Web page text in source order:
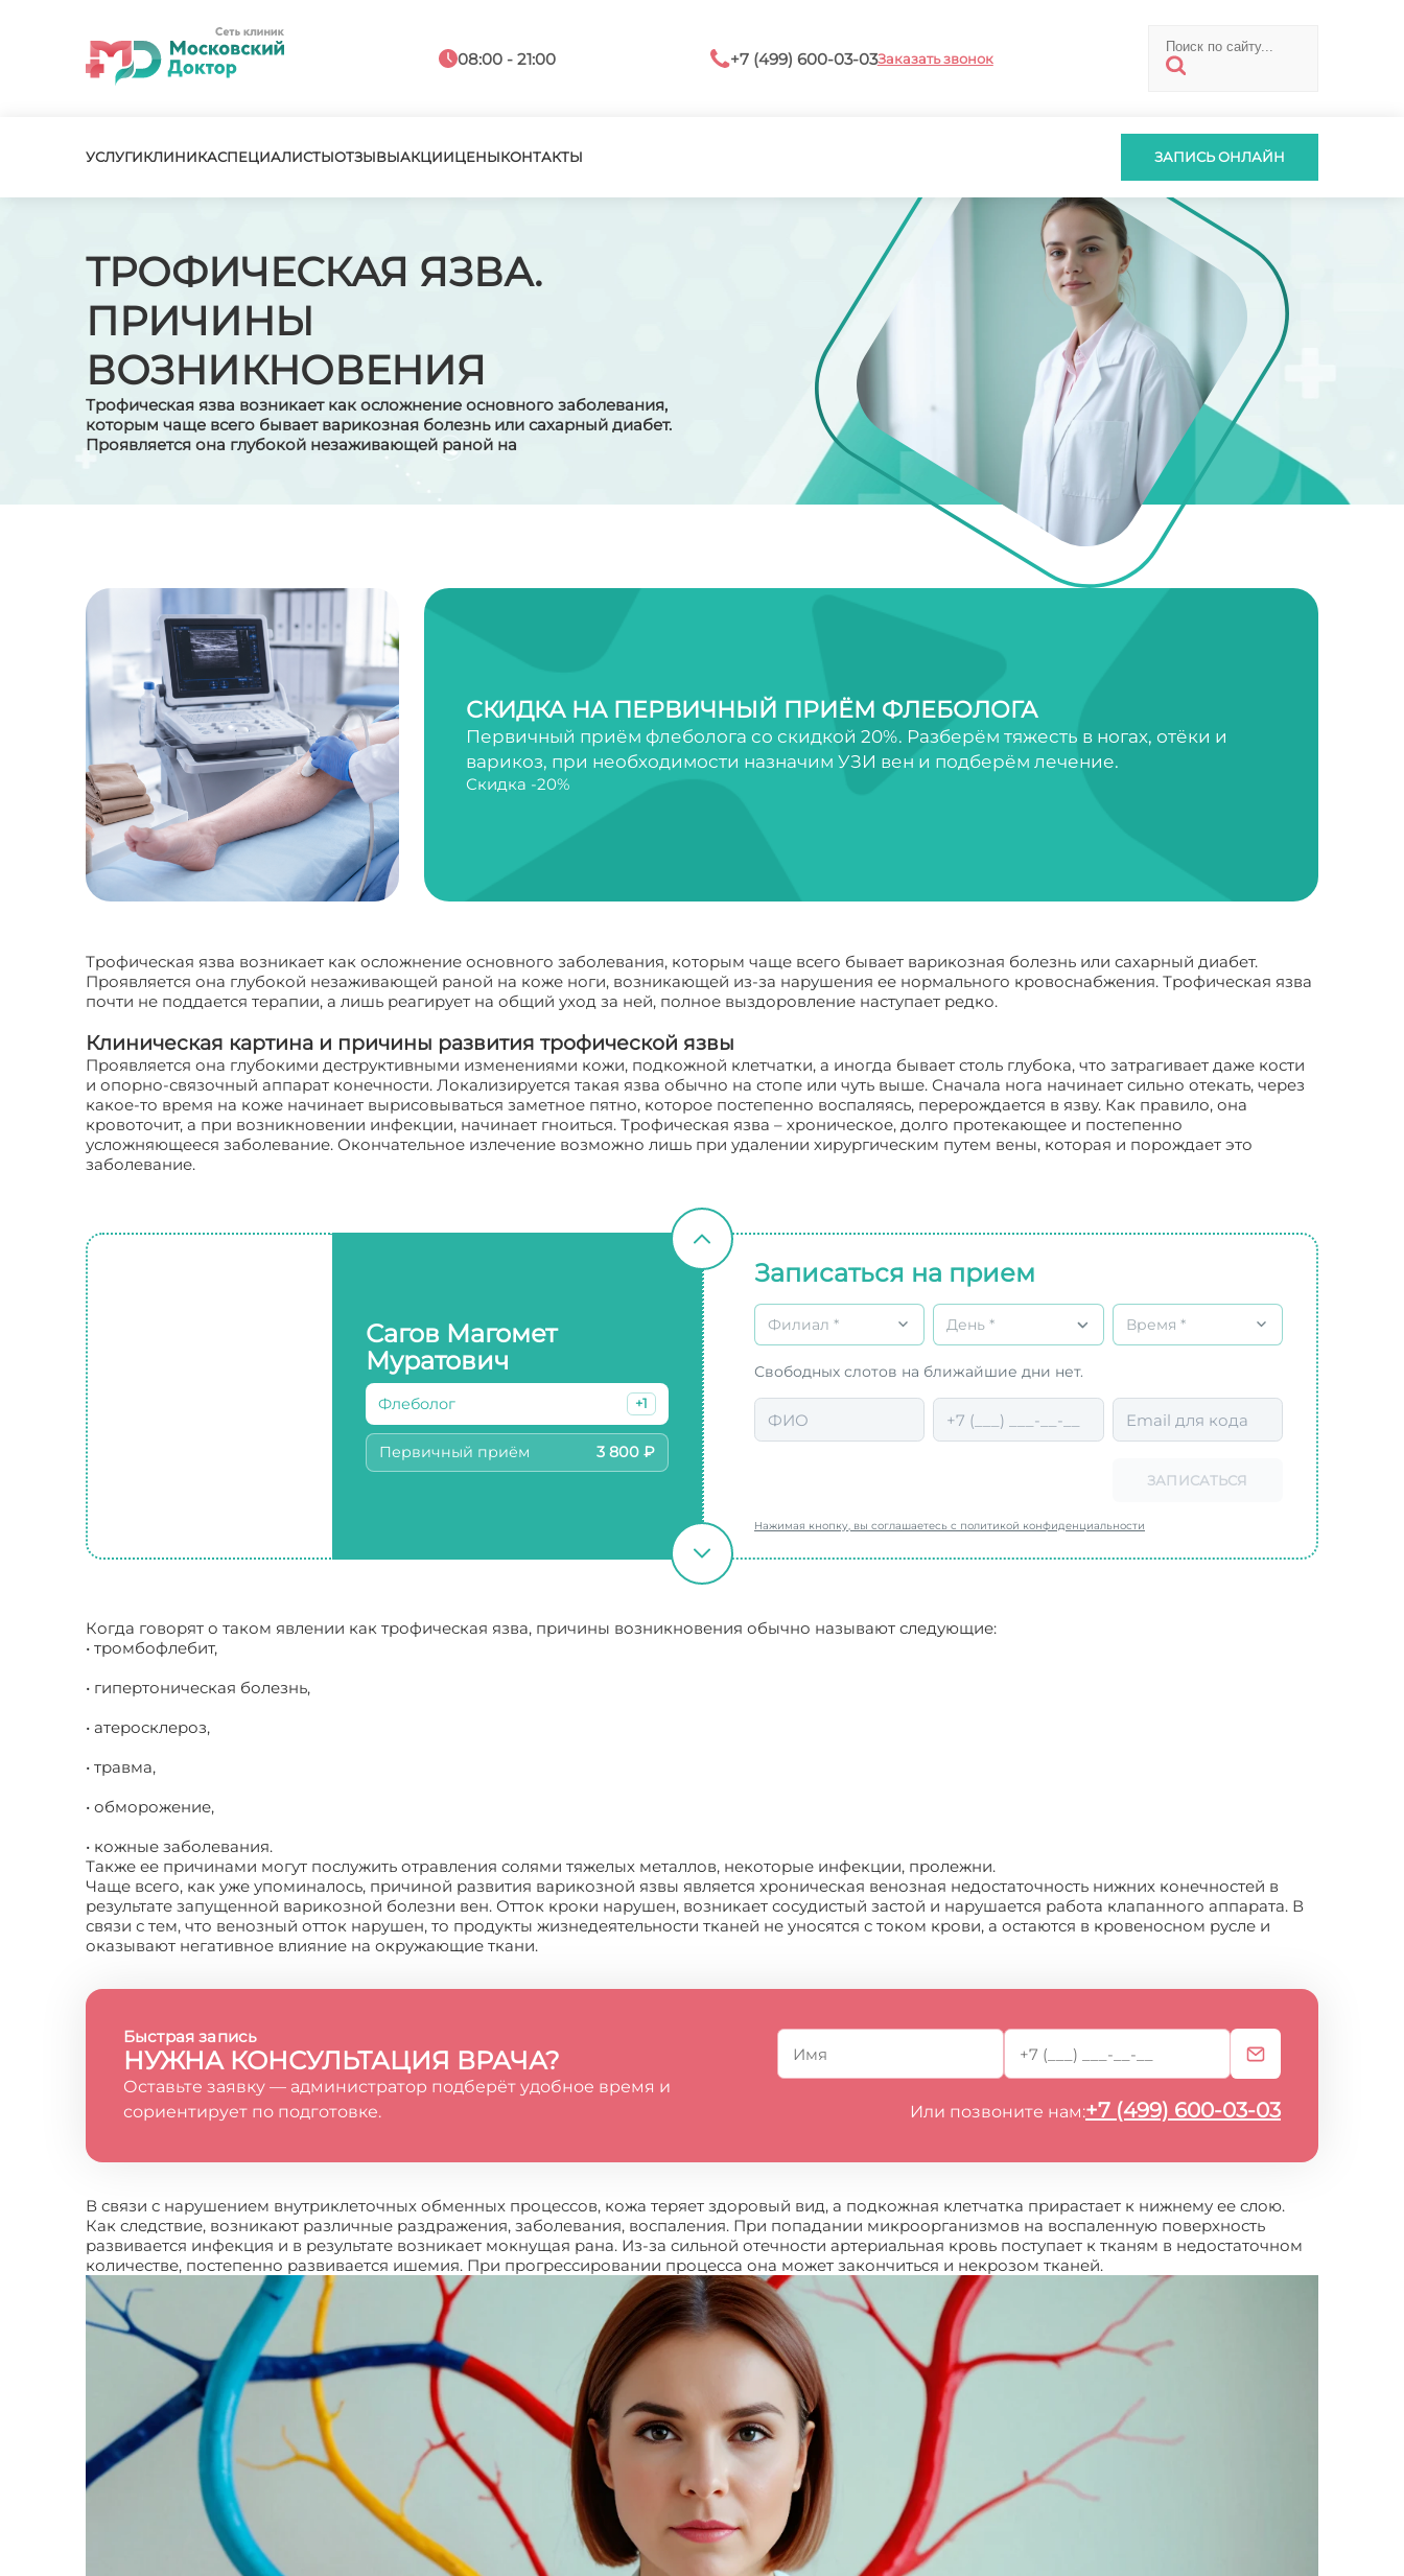
08:00 - 21:00 +7 (499) 600-03-03Заказать звонок
УСЛУГИКЛИНИКАСПЕЦИАЛИСТЫОТЗЫВЫАКЦИИЦЕНЫКОНТАКТЫ ЗАПИСЬ ОНЛАЙН
ТРОФИЧЕСКАЯ ЯЗВА.
ПРИЧИНЫ
ВОЗНИКНОВЕНИЯ
Трофическая язва возникает как осложнение основного заболевания,
которым чаще всего бывает варикозная болезнь или сахарный диабет.
Проявляется она глубокой незаживающей раной на
СКИДКА НА ПЕРВИЧНЫЙ ПРИЁМ ФЛЕБОЛОГА
Первичный приём флеболога со скидкой 20%. Разберём тяжесть в ногах, отёки и
варикоз, при необходимости назначим УЗИ вен и подберём лечение.
Скидка -20%
Трофическая язва возникает как осложнение основного заболевания, которым чаще всего бывает варикозная болезнь или сахарный диабет.
Проявляется она глубокой незаживающей раной на коже ноги, возникающей из-за нарушения ее нормального кровоснабжения. Трофическая язва
почти не поддается терапии, а лишь реагирует на общий уход за ней, полное выздоровление наступает редко.
Клиническая картина и причины развития трофической язвы
Проявляется она глубокими деструктивными изменениями кожи, подкожной клетчатки, а иногда бывает столь глубока, что затрагивает даже кости
и опорно-связочный аппарат конечности. Локализируется такая язва обычно на стопе или чуть выше. Сначала нога начинает сильно отекать, через
какое-то время на коже начинает вырисовываться заметное пятно, которое постепенно воспаляясь, перерождается в язву. Как правило, она
кровоточит, а при возникновении инфекции, начинает гноиться. Трофическая язва – хроническое, долго протекающее и постепенно
усложняющееся заболевание. Окончательное излечение возможно лишь при удалении хирургическим путем вены, которая и порождает это
заболевание.
Сагов Магомет
Муратович
Флеболог +1
Первичный приём 3 800 ₽
Записаться на прием
Филиал * День * Время *
Свободных слотов на ближайшие дни нет.
ЗАПИСАТЬСЯ
Нажимая кнопку, вы соглашаетесь с политикой конфиденциальности
Когда говорят о таком явлении как трофическая язва, причины возникновения обычно называют следующие:
• тромбофлебит,
• гипертоническая болезнь,
• атеросклероз,
• травма,
• обморожение,
• кожные заболевания.
Также ее причинами могут послужить отравления солями тяжелых металлов, некоторые инфекции, пролежни.
Чаще всего, как уже упоминалось, причиной развития варикозной язвы является хроническая венозная недостаточность нижних конечностей в
результате запущенной варикозной болезни вен. Отток кроки нарушен, возникает сосудистый застой и нарушается работа клапанного аппарата. В
связи с тем, что венозный отток нарушен, то продукты жизнедеятельности тканей не уносятся с током крови, а остаются в кровеносном русле и
оказывают негативное влияние на окружающие ткани.
Быстрая запись
НУЖНА КОНСУЛЬТАЦИЯ ВРАЧА?
Оставьте заявку — администратор подберёт удобное время и
сориентирует по подготовке.
Или позвоните нам:+7 (499) 600-03-03
В связи с нарушением внутриклеточных обменных процессов, кожа теряет здоровый вид, а подкожная клетчатка прирастает к нижнему ее слою.
Как следствие, возникают различные раздражения, заболевания, воспаления. При попадании микроорганизмов на воспаленную поверхность
развивается инфекция и в результате возникает мокнущая рана. Из-за сильной отечности артериальная кровь поступает к тканям в недостаточном
количестве, постепенно развивается ишемия. При прогрессировании процесса она может закончиться и некрозом тканей.